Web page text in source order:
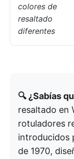
colores de
resaltado
diferentes
🔍 ¿Sabías
resaltado en
rotuladores
introducidos
de 1970,